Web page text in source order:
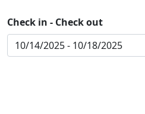
Check in - Check out